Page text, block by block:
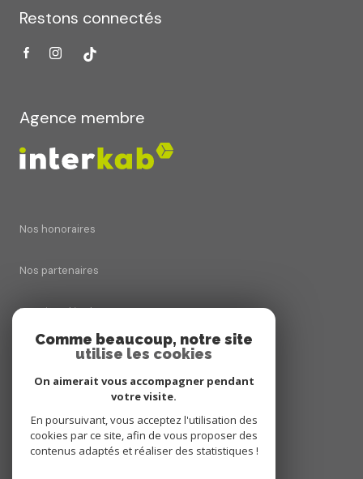
Restons connectés
Agence membre
Nos honoraires
Nos partenaires
Mentions légales
Cookies
Comme beaucoup, notre site
utilise les cookies
On aimerait vous accompagner pendant
votre visite.
En poursuivant, vous acceptez l'utilisation des
cookies par ce site, afin de vous proposer des
contenus adaptés et réaliser des statistiques !